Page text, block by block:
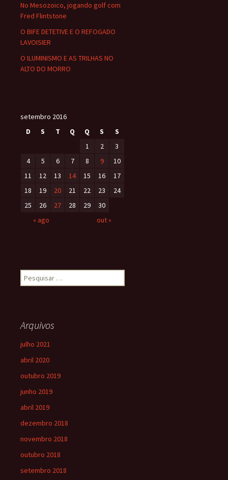
No Mesozoico, jogando golf com
Fred Flintstone
O BIFE DETETIVE E O REFOGADO
LAVOISIER
O ILUMINISMO E AS TRILHAS NO
ALTO DO MORRO
setembro 2016
D
S T Q Q S
S
1
2
3
4
5 6 7 8 9
10
11
12 13 14 15 16
17
18
19 20 21 22 23
24
25
26 27 28 29
30
« ago
out »
Arquivos
julho 2021
abril 2020
outubro 2019
junho 2019
abril 2019
dezembro 2018
novembro 2018
outubro 2018
setembro 2018